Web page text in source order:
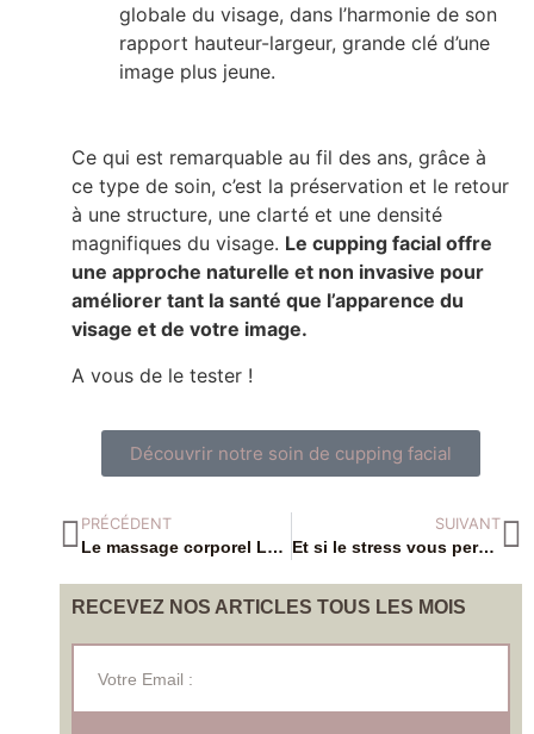
globale du visage, dans l’harmonie de son
rapport hauteur-largeur, grande clé d’une
image plus jeune.
Ce qui est remarquable au fil des ans, grâce à
ce type de soin, c’est la préservation et le retour
à une structure, une clarté et une densité
magnifiques du visage. Le cupping facial offre
une approche naturelle et non invasive pour
améliorer tant la santé que l’apparence du
visage et de votre image.
A vous de le tester !
Découvrir notre soin de cupping facial
PRÉCÉDENT
Le massage corporel Luan : pour un bien-être exceptionnel.
SUIVANT
Et si le stress vous permettait de (re)découvrir le massage?
RECEVEZ NOS ARTICLES TOUS LES MOIS